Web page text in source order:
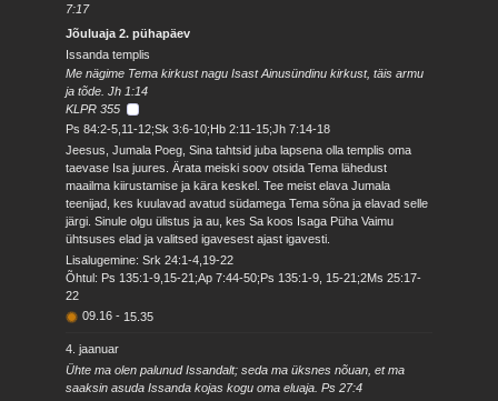
7:17
Jõuluaja 2. pühapäev
Issanda templis
Me nägime Tema kirkust nagu Isast Ainusündinu kirkust, täis armu
ja tõde. Jh 1:14
KLPR 355
Ps 84:2-5,11-12;Sk 3:6-10;Hb 2:11-15;Jh 7:14-18
Jeesus, Jumala Poeg, Sina tahtsid juba lapsena olla templis oma
taevase Isa juures. Ärata meiski soov otsida Tema lähedust
maailma kiirustamise ja kära keskel. Tee meist elava Jumala
teenijad, kes kuulavad avatud südamega Tema sõna ja elavad selle
järgi. Sinule olgu ülistus ja au, kes Sa koos Isaga Püha Vaimu
ühtsuses elad ja valitsed igavesest ajast igavesti.
Lisalugemine: Srk 24:1-4,19-22
Õhtul: Ps 135:1-9,15-21;Ap 7:44-50;Ps 135:1-9, 15-21;2Ms 25:17-
22
09.16 - 15.35
4. jaanuar
Ühte ma olen palunud Issandalt; seda ma üksnes nõuan, et ma
saaksin asuda Issanda kojas kogu oma eluaja. Ps 27:4